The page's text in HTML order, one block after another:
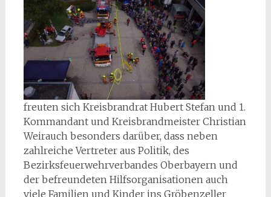
freuten sich Kreisbrandrat Hubert Stefan und 1.
Kommandant und Kreisbrandmeister Christian
Weirauch besonders darüber, dass neben
zahlreiche Vertreter aus Politik, des
Bezirksfeuerwehrverbandes Oberbayern und
der befreundeten Hilfsorganisationen auch
viele Familien und Kinder ins Gröbenzeller